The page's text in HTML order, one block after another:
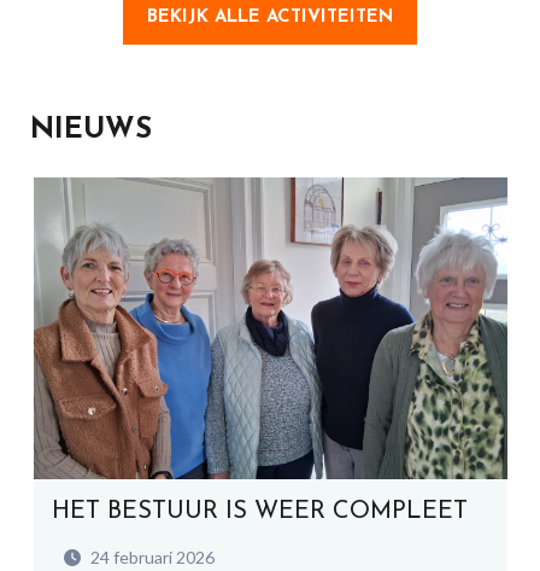
BEKIJK ALLE ACTIVITEITEN
NIEUWS
HET BESTUUR IS WEER COMPLEET
24 februari 2026